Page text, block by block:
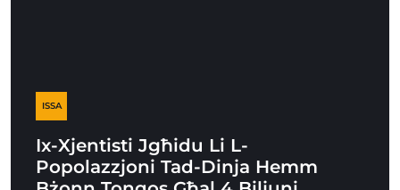
ISSA
Ix-Xjentisti Jgħidu Li L-
Popolazzjoni Tad-Dinja Hemm